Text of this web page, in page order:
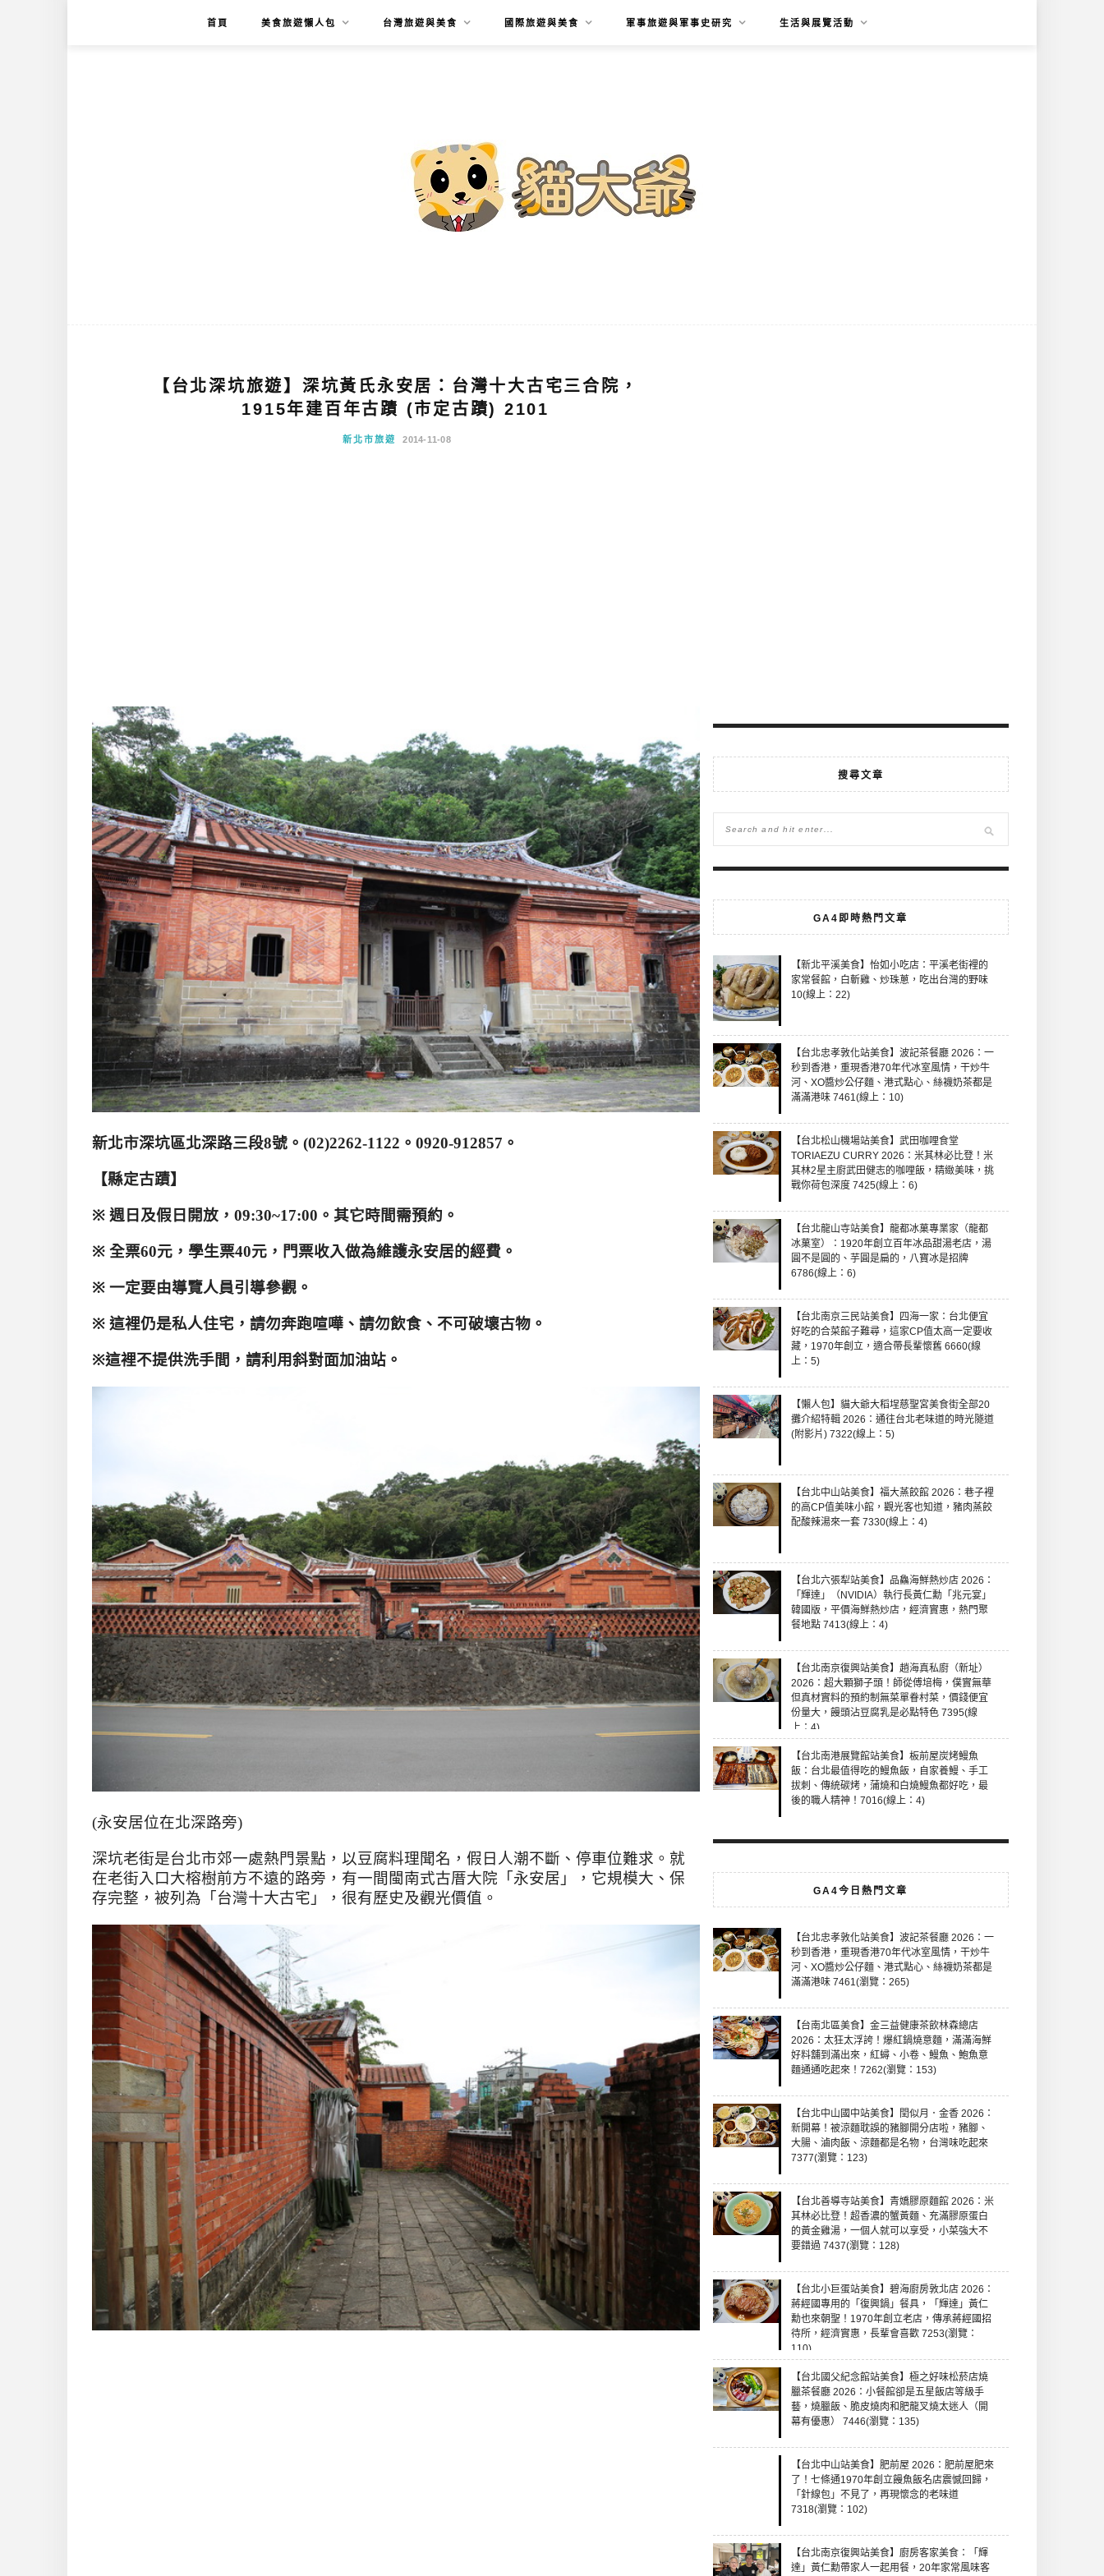
首頁 美食旅遊懶人包 台灣旅遊與美食 國際旅遊與美食 軍事旅遊與軍事史研究 生活與展覽活動
【台北深坑旅遊】深坑黃氏永安居：台灣十大古宅三合院，
1915年建百年古蹟 (市定古蹟) 2101
新北市旅遊 2014-11-08
新北市深坑區北深路三段8號。 (02)2262-1122 。 0920-912857 。
【縣定古蹟】
※ 週日及假日開放， 09:30~17:00 。其它時間需預約。
※ 全票60元，學生票40元，門票收入做為維護永安居的經費。
※ 一定要由導覽人員引導參觀。
※ 這裡仍是私人住宅，請勿奔跑喧嘩、 請勿飲食、不可破壞古物。
※這裡不提供洗手間，請利用斜對面加油站。
(永安居位在北深路旁)
深坑老街是台北市郊一處熱門景點，以豆腐料理聞名，假日人潮不斷、停車位難求。就
在老街入口大榕樹前方不遠的路旁，有一間閩南式古厝大院「永安居」，它規模大、保
存完整，被列為「台灣十大古宅」，很有歷史及觀光價值。
搜尋文章
GA4即時熱門文章
【新北平溪美食】怡如小吃店：平溪老街裡的
家常餐館，白斬雞、炒珠蔥，吃出台灣的野味
10(線上：22)
【台北忠孝敦化站美食】波記茶餐廳 2026：一
秒到香港，重現香港70年代冰室風情，干炒牛
河、XO醬炒公仔麵、港式點心、絲襪奶茶都是
滿滿港味 7461(線上：10)
【台北松山機場站美食】武田咖哩食堂
TORIAEZU CURRY 2026：米其林必比登！米
其林2星主廚武田健志的咖哩飯，精緻美味，挑
戰你荷包深度 7425(線上：6)
【台北龍山寺站美食】龍都冰菓專業家（龍都
冰菓室）：1920年創立百年冰品甜湯老店，湯
圓不是圓的、芋圓是扁的，八寶冰是招牌
6786(線上：6)
【台北南京三民站美食】四海一家：台北便宜
好吃的合菜館子難尋，這家CP值太高一定要收
藏，1970年創立，適合帶長輩懷舊 6660(線
上：5)
【懶人包】貓大爺大稻埕慈聖宮美食街全部20
攤介紹特輯 2026：通往台北老味道的時光隧道
(附影片) 7322(線上：5)
【台北中山站美食】福大蒸餃館 2026：巷子裡
的高CP值美味小館，觀光客也知道，豬肉蒸餃
配酸辣湯來一套 7330(線上：4)
【台北六張犁站美食】品鱻海鮮熱炒店 2026：
「輝達」（NVIDIA）執行長黃仁勳「兆元宴」
韓國版，平價海鮮熱炒店，經濟實惠，熱門聚
餐地點 7413(線上：4)
【台北南京復興站美食】趙海真私廚（新址）
2026：超大顆獅子頭！師從傅培梅，僕實無華
但真材實料的預約制無菜單眷村菜，價錢便宜
份量大，饅頭沾豆腐乳是必點特色 7395(線
上：4)
【台北南港展覽館站美食】板前屋炭烤鰻魚
飯：台北最值得吃的鰻魚飯，自家養鰻、手工
拔刺、傳統碳烤，蒲燒和白燒鰻魚都好吃，最
後的職人精神！7016(線上：4)
GA4今日熱門文章
【台北忠孝敦化站美食】波記茶餐廳 2026：一
秒到香港，重現香港70年代冰室風情，干炒牛
河、XO醬炒公仔麵、港式點心、絲襪奶茶都是
滿滿港味 7461(瀏覽：265)
【台南北區美食】金三益健康茶飲林森總店
2026：太狂太浮誇！爆紅鍋燒意麵，滿滿海鮮
好料舖到滿出來，紅蟳、小卷、鰻魚、鮑魚意
麵通通吃起來！7262(瀏覽：153)
【台北中山國中站美食】閏似月．金香 2026：
新開幕！被涼麵耽誤的豬腳開分店啦，豬腳、
大腸、滷肉飯、涼麵都是名物，台灣味吃起來
7377(瀏覽：123)
【台北善導寺站美食】青嬌膠原麵館 2026：米
其林必比登！超香濃的蟹黃麵、充滿膠原蛋白
的黃金雞湯，一個人就可以享受，小菜強大不
要錯過 7437(瀏覽：128)
【台北小巨蛋站美食】碧海廚房敦北店 2026：
蔣經國專用的「復興鍋」餐具，「輝達」黃仁
勳也來朝聖！1970年創立老店，傳承蔣經國招
待所，經濟實惠，長輩會喜歡 7253(瀏覽：
110)
【台北國父紀念館站美食】極之好味松菸店燒
臘茶餐廳 2026：小餐館卻是五星飯店等級手
藝，燒臘飯、脆皮燒肉和肥龍叉燒太迷人（開
幕有優惠） 7446(瀏覽：135)
【台北中山站美食】肥前屋 2026：肥前屋肥來
了！七條通1970年創立饅魚飯名店震憾回歸，
「針線包」不見了，再現懷念的老味道
7318(瀏覽：102)
【台北南京復興站美食】廚房客家美食：「輝
達」黃仁勳帶家人一起用餐，20年家常風味客